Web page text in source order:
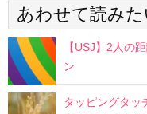
あわせて読みた
【USJ】2人の
ン
タッピングタッ